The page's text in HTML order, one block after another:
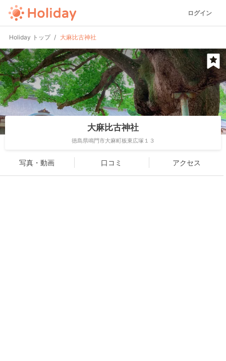
ログイン
Holiday トップ 大麻比古神社
大麻比古神社
徳島県鳴門市大麻町板東広塚１３
写真・動画 口コミ アクセス